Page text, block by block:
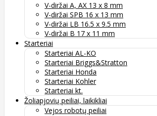
V-diržai A, AX 13 x 8 mm
V-diržai SPB 16 x 13 mm
V-diržai LB 16.5 x 9.5 mm
V-diržai B 17 x 11 mm
Starteriai
Starteriai AL-KO
Starteriai Briggs&Stratton
Starteriai Honda
Starteriai Kohler
Starteriai kt.
Žoliapjovių peiliai, laikikliai
Vejos robotų peiliai